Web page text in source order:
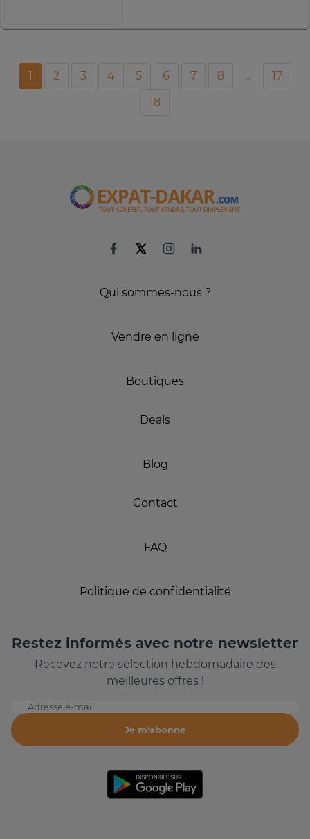
1 2 3 4 5 6 7 8 ...
17
18
Qui sommes-nous ?
Vendre en ligne
Boutiques
Deals
Blog
Contact
FAQ
Politique de confidentialité
Restez informés avec notre newsletter
Recevez notre sélection hebdomadaire des
meilleures offres !
Adresse e-mail
Je m'abonne